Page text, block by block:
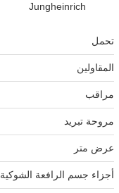
Jungheinrich
تحمل
المقاولين
مراقب
مروحة تبريد
عرض متر
أجزاء جسم الرافعة الشوكية